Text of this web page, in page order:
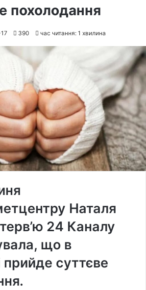
похолодання
390 час читання: 1 хвилина
Наталя
24 Каналу
що в
прийде суттєве